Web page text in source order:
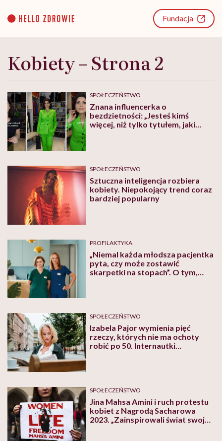
content
Fundacja
Kobiety – Strona 2
SPOŁECZEŃSTWO
Znana influencerka o
bezdzietności: „Jesteś kimś
więcej, niż tylko tytułem, jaki
SPOŁECZEŃSTWO
Sztuczna inteligencja rozbiera
kobiety. Niepokojący trend coraz
bardziej popularny
PROFILAKTYKA
„Niemal każda młodsza pacjentka
pyta, czy może zostawić
skarpetki na stopach”. O tym,
SPOŁECZEŃSTWO
Izabela Pajor wymienia pięć
rzeczy, których nie ma ochoty
robić po 50. Internautki
SPOŁECZEŃSTWO
Jina Mahsa Amini i ruch protestu
kobiet z Nagrodą Sacharowa
2023. „Zainspirowali świat swoją